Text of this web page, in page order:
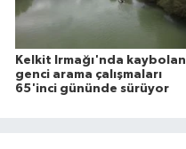
Kelkit Irmağı'nda kaybolan
genci arama çalışmaları
65'inci gününde sürüyor